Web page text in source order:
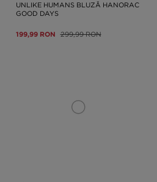
UNLIKE HUMANS BLUZĂ HANORAC
GOOD DAYS
199,99 RON 299,99 RON